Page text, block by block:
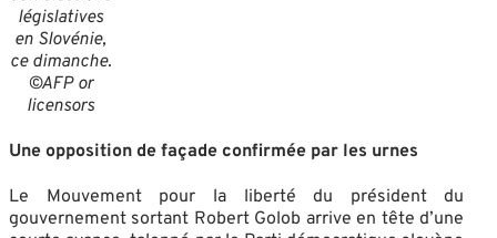
législatives
en Slovénie,
ce dimanche.
©AFP or
licensors
Une opposition de façade confirmée par les urnes
Le Mouvement pour la liberté du président du
gouvernement sortant Robert Golob arrive en tête d’une